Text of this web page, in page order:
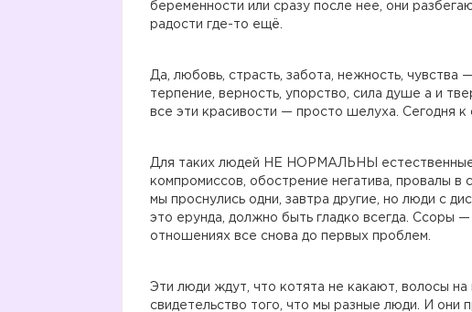
беременности или сразу после нее, они
радости где-то ещё.
Да, любовь, страсть, забота, нежность,
терпение, верность, упорство, сила душе а и
все эти красивости — просто шелуха. Сегодня к
Для таких людей НЕ НОРМАЛЬНЫ естественные
компромиссов, обострение негатива, провалы в
мы проснулись одни, завтра другие, но люди с
это ерунда, должно быть гладко всегда. Ссоры
отношениях все снова до первых проблем.
Эти люди ждут, что котята не какают, волосы
свидетельство того, что мы разные люди. И они